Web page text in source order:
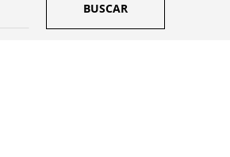
BUSCAR